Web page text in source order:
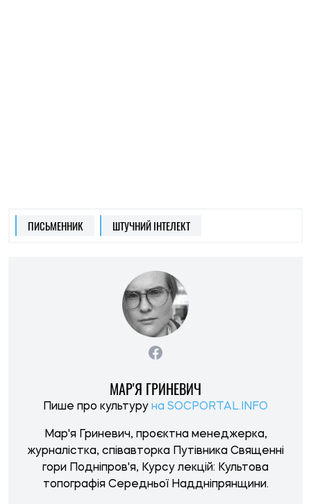
НОВИНИ ПО ТЕМІ